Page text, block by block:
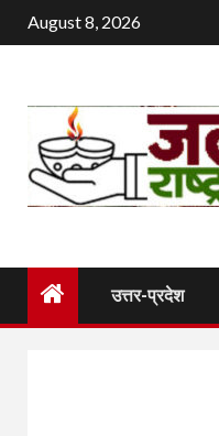
Skip
to
August 8, 2026
उत्तर-प्रदेश